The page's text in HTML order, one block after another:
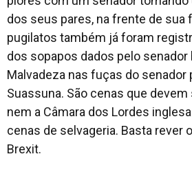
dos seus pares, na frente de sua
pugilatos também já foram
dos sopapos dados pelo senador
Malvadeza nas fuças do senador
Suassuna. São cenas que
nem a Câmara dos Lordes
cenas de selvageria. Basta rever
Brexit.